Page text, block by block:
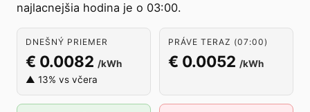
najlacnejšia hodina je o 03:00.
DNEŠNÝ PRIEMER
€ 0.0082 /kWh
▲ 13% vs včera
PRÁVE TERAZ (07:00)
€ 0.0052 /kWh